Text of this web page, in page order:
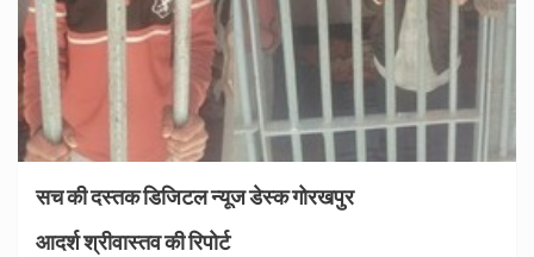
सच की दस्तक डिजिटल न्यूज डेस्क गोरखपुर
आदर्श श्रीवास्तव की रिपोर्ट